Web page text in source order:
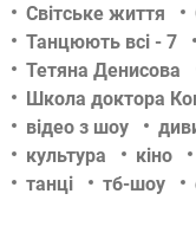
Світське життя
Танцюють всі - 7
Тетяна Денисова
Школа доктора
відео з шоу
культура
кіно
танці
тб-шоу